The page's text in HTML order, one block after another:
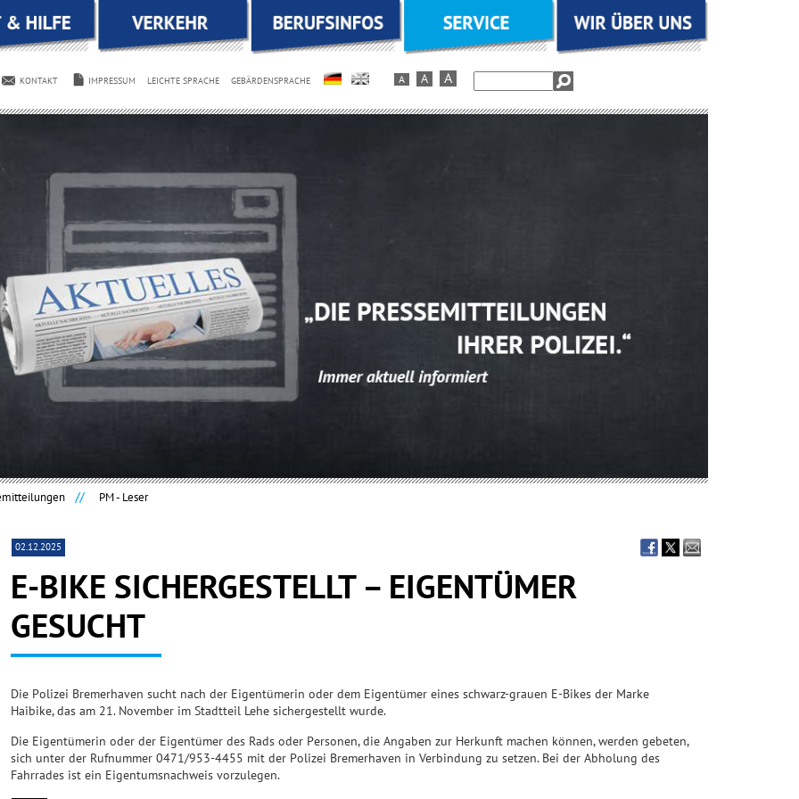
KONTAKT IMPRESSUM LEICHTE SPRACHE GEBÄRDENSPRACHE A A A Suchbegriffe
PM - Leser
02.12.2025
E-BIKE SICHERGESTELLT – EIGENTÜMER
GESUCHT
Die Polizei Bremerhaven sucht nach der Eigentümerin oder dem Eigentümer eines schwarz-grauen E-Bikes der Marke
Haibike, das am 21. November im Stadtteil Lehe sichergestellt wurde.
Die Eigentümerin oder der Eigentümer des Rads oder Personen, die Angaben zur Herkunft machen können, werden gebeten,
sich unter der Rufnummer 0471/953-4455 mit der Polizei Bremerhaven in Verbindung zu setzen. Bei der Abholung des
Fahrrades ist ein Eigentumsnachweis vorzulegen.